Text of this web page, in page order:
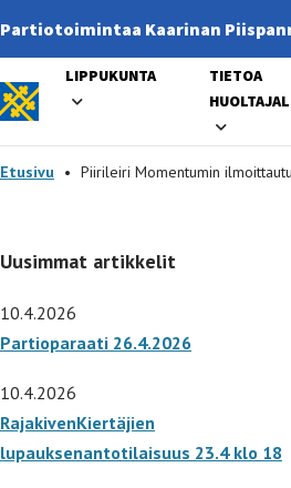
Partiotoimintaa Kaarinan
Etusivulle
LIPPUKUNTA
TIETOA
Etusivu • Piirileiri Momentumin
Uusimmat artikkelit
10.4.2026
Partioparaati 26.4.2026
10.4.2026
RajakivenKiertäjien
lupauksenantotilaisuus 23.4 klo 18